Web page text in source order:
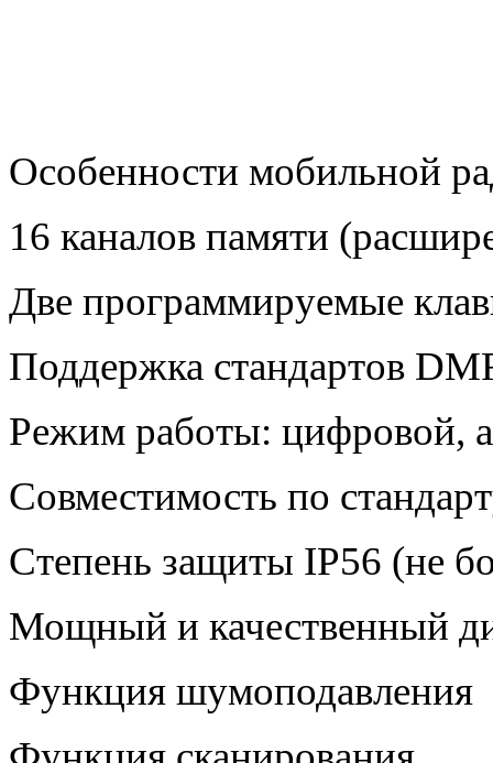
Особенности мобильной
16 каналов памяти
Две программируемые
Поддержка стандартов
Режим работы: цифровой,
Совместимость по
Степень защиты IP56 (не
Мощный и качественный
Функция шумоподавления